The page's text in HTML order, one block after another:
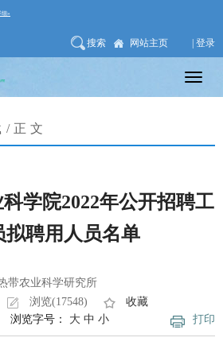
搜索 网站主页 | 登录
/正文
学院2022年公开招聘工
拟聘用人员名单
带农业科学研究所
浏览(17548)
收藏
打印
浏览字号： 大 中 小